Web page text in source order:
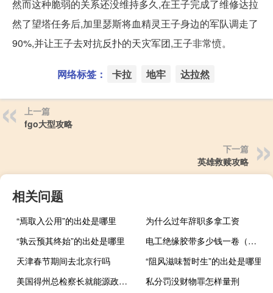
然而这种脆弱的关系还没维持多久,在王子完成了维修达拉
然了望塔任务后,加里瑟斯将血精灵王子身边的军队调走了
90%,并让王子去对抗反扑的天灾军团,王子非常愤。
网络标签： 卡拉 地牢 达拉然
上一篇
fgo大型攻略
下一篇
英雄救赎攻略
相关问题
“焉取入公用”的出处是哪里
为什么过年辞职多拿工资
“孰云预其终始”的出处是哪里
电工绝缘胶带多少钱一卷（电工绝缘胶带）
天津春节期间去北京行吗
“阻风滋味暂时生”的出处是哪里
美国得州总检察长就能源政策启动对主要银行的审查美国银行(BAC.N)、摩根大通(JPM.N)、富国银行(WFC.N)是正在接受审查的公司
私分罚没财物罪怎样量刑